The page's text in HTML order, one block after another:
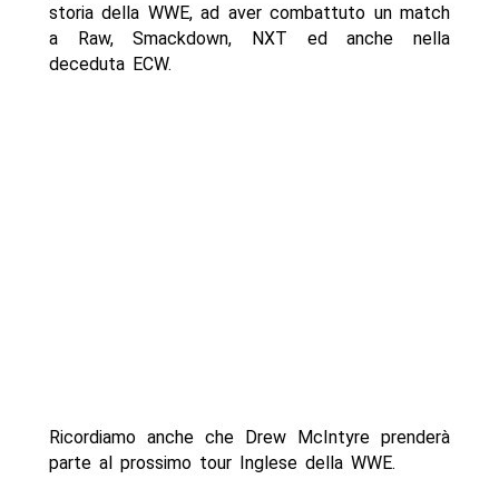
storia della WWE, ad aver combattuto un match
a Raw, Smackdown, NXT ed anche nella
deceduta ECW.
Ricordiamo anche che Drew McIntyre prenderà
parte al prossimo tour Inglese della WWE.